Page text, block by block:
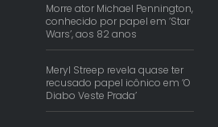
Morre ator Michael Pennington,
conhecido por papel em ‘Star
Wars’, aos 82 anos
Meryl Streep revela quase ter
recusado papel icônico em ‘O
Diabo Veste Prada’